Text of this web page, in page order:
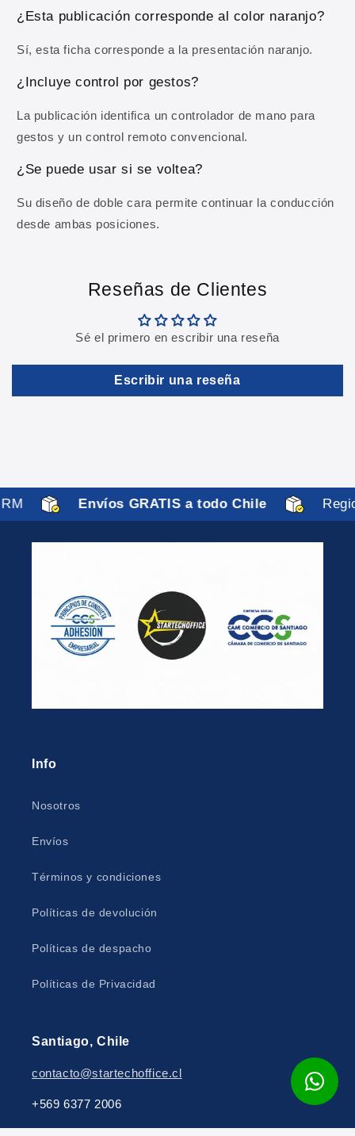
¿Esta publicación corresponde al color naranjo?
Sí, esta ficha corresponde a la presentación naranjo.
¿Incluye control por gestos?
La publicación identifica un controlador de mano para
gestos y un control remoto convencional.
¿Se puede usar si se voltea?
Su diseño de doble cara permite continuar la conducción
desde ambas posiciones.
Reseñas de Clientes
Sé el primero en escribir una reseña
Escribir una reseña
Envíos GRATIS a todo Chile
Info
Nosotros
Envíos
Términos y condiciones
Políticas de devolución
Políticas de despacho
Políticas de Privacidad
Santiago, Chile
contacto@startechoffice.cl
+569 6377 2006